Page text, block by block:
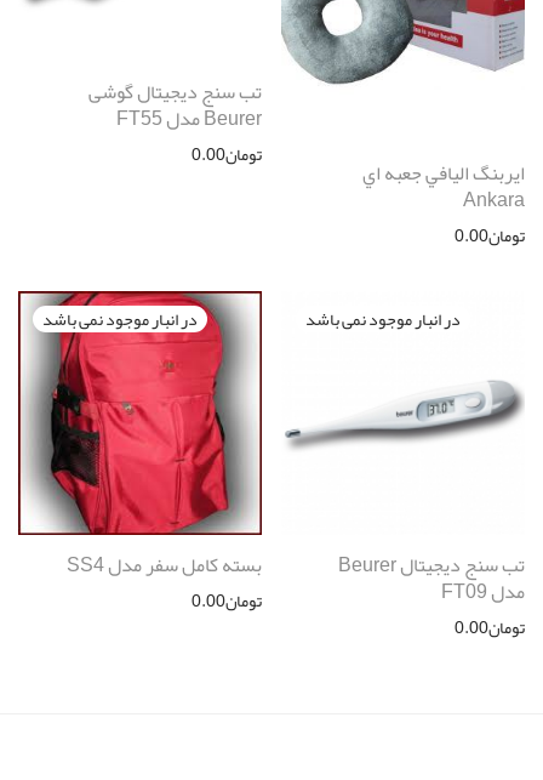
ايربنگ اليافي جعبه اي
Ankara
تومان0.00
تب سنج دیجیتال گوشی
Beurer مدل FT55
تومان0.00
تب سنج دیجیتال Beurer
مدل FT09
تومان0.00
بسته کامل سفر مدل SS4
تومان0.00